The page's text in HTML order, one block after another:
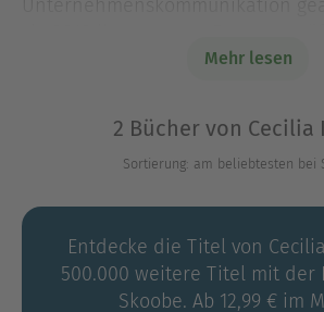
Roman „Schwarzsehen für
zwei Kindern und ihrem Hund in
kleinen Stadt an der
Mehr lesen
2 Bücher von Cecilia
Sortierung: am beliebtesten bei
Entdecke die Titel von
500.000 weitere Titel mit der
Skoobe. Ab 12,99 € im